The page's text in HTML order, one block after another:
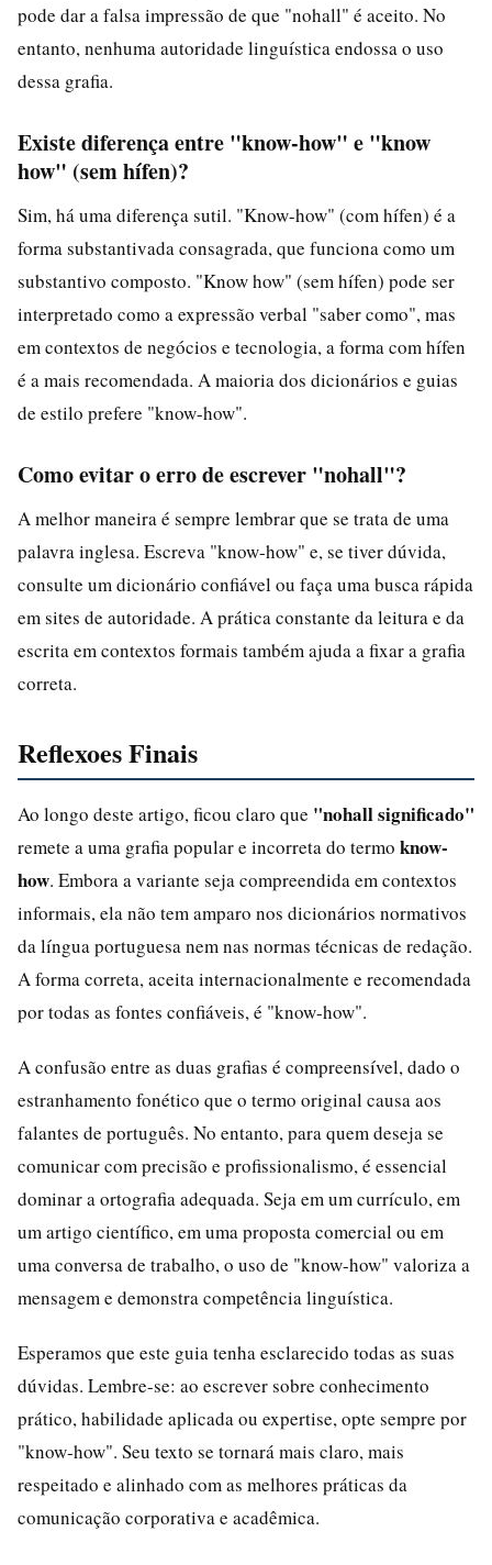
pode dar a falsa impressão de que "nohall" é aceito. No
entanto, nenhuma autoridade linguística endossa o uso
dessa grafia.
Existe diferença entre "know-how" e "know
how" (sem hífen)?
Sim, há uma diferença sutil. "Know-how" (com hífen) é a
forma substantivada consagrada, que funciona como um
substantivo composto. "Know how" (sem hífen) pode ser
interpretado como a expressão verbal "saber como", mas
em contextos de negócios e tecnologia, a forma com hífen
é a mais recomendada. A maioria dos dicionários e guias
de estilo prefere "know-how".
Como evitar o erro de escrever "nohall"?
A melhor maneira é sempre lembrar que se trata de uma
palavra inglesa. Escreva "know-how" e, se tiver dúvida,
consulte um dicionário confiável ou faça uma busca rápida
em sites de autoridade. A prática constante da leitura e da
escrita em contextos formais também ajuda a fixar a grafia
correta.
Reflexoes Finais
Ao longo deste artigo, ficou claro que "nohall significado"
remete a uma grafia popular e incorreta do termo know-
how. Embora a variante seja compreendida em contextos
informais, ela não tem amparo nos dicionários normativos
da língua portuguesa nem nas normas técnicas de redação.
A forma correta, aceita internacionalmente e recomendada
por todas as fontes confiáveis, é "know-how".
A confusão entre as duas grafias é compreensível, dado o
estranhamento fonético que o termo original causa aos
falantes de português. No entanto, para quem deseja se
comunicar com precisão e profissionalismo, é essencial
dominar a ortografia adequada. Seja em um currículo, em
um artigo científico, em uma proposta comercial ou em
uma conversa de trabalho, o uso de "know-how" valoriza a
mensagem e demonstra competência linguística.
Esperamos que este guia tenha esclarecido todas as suas
dúvidas. Lembre-se: ao escrever sobre conhecimento
prático, habilidade aplicada ou expertise, opte sempre por
"know-how". Seu texto se tornará mais claro, mais
respeitado e alinhado com as melhores práticas da
comunicação corporativa e acadêmica.